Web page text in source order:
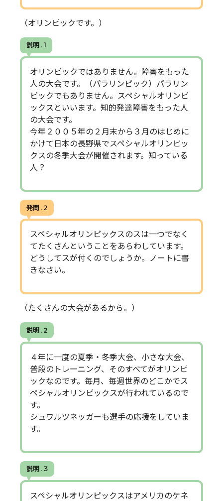
（オリンピックです。）
説明 . 1
オリンピックではありません。障害をもった
人の大会です。（パラリンピック）パラリン
ピックでもありません。スペシャルオリンピ
ックスといいます。知的発達障害をもった人
の大会です。
今年２００５年の２月末から３月のはじめに
かけて日本の長野県でスペシャルオリンピッ
クスの冬季大会が開催されます。知っている
人？
発問 . 2
スペシャルオリンピックスのスは一つでなく
てたくさんということをあらわしています。
どうしてスが付くのでしょうか。ノートに書
きなさい。
（たくさんの大会があるから。）
説明 . 2
４年に一度の夏季・冬季大会、小さな大会、
普段のトレーニング、そのすべてがオリンピ
ックなのです。毎月、毎週世界のどこかでス
ペシャルオリンピックスが行われているので
す。
シュワルツネッガーも選手の応援をしていま
す。
説明 . 3
スペシャルオリンピックスはアメリカのケネ